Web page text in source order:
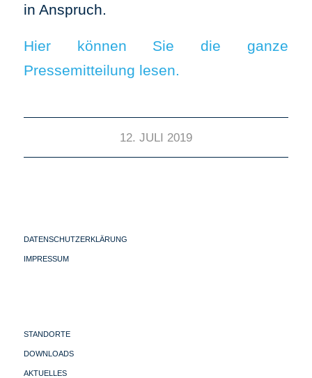
in Anspruch.
Hier können Sie die ganze
Pressemitteilung lesen.
12. JULI 2019
DATENSCHUTZERKLÄRUNG
IMPRESSUM
STANDORTE
DOWNLOADS
AKTUELLES